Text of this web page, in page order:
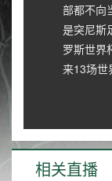
部都不向
是突尼斯
罗斯世界
来13场世
相关直播